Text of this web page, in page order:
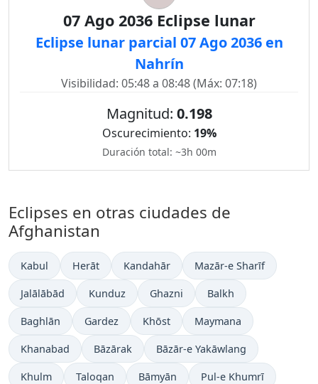
07 Ago 2036 Eclipse lunar
Eclipse lunar parcial 07 Ago 2036 en
Nahrín
Visibilidad: 05:48 a 08:48 (Máx: 07:18)
Magnitud: 0.198
Oscurecimiento: 19%
Duración total: ~3h 00m
Eclipses en otras ciudades de
Afghanistan
Kabul Herāt Kandahār Mazār-e Sharīf
Jalālābād Kunduz Ghazni Balkh
Baghlān Gardez Khōst Maymana
Khanabad Bāzārak Bāzār-e Yakāwlang
Khulm Taloqan Bāmyān Pul-e Khumrī